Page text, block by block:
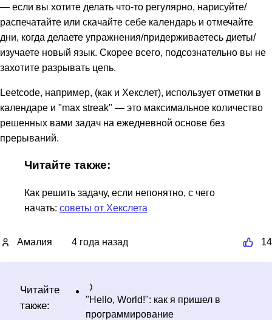
— если вы хотите делать что-то регулярно, нарисуйте/
распечатайте или скачайте себе календарь и отмечайте
дни, когда делаете упражнения/придерживаетесь диеты/
изучаете новый язык. Скорее всего, подсознательно вы не
захотите разрывать цепь.
Leetcode, например, (как и Хекслет), использует отметки в
календаре и "max streak" — это максимальное количество
решенных вами задач на ежедневной основе без
прерываний.
Читайте также:
Как решить задачу, если непонятно, с чего
начать: советы от Хекслета
Амалия 4 года назад 14
Читайте
также:
"Hello, World!": как я пришел в
программирование